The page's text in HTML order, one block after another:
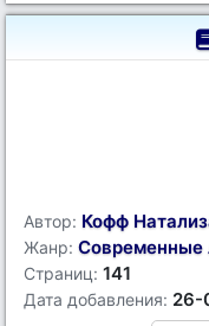
Автор: Кофф
Жанр:
Страниц: 141
Дата добавления: 26-